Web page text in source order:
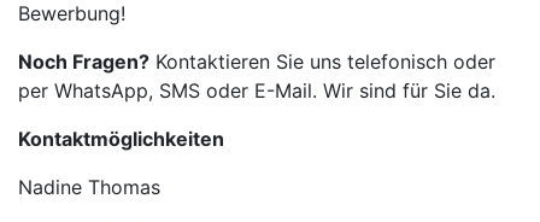
Bewerbung!
Noch Fragen? Kontaktieren Sie uns telefonisch oder
per WhatsApp, SMS oder E-Mail. Wir sind für Sie da.
Kontaktmöglichkeiten
Nadine Thomas